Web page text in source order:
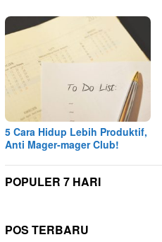
5 Cara Hidup Lebih Produktif,
Anti Mager-mager Club!
POPULER 7 HARI
POS TERBARU